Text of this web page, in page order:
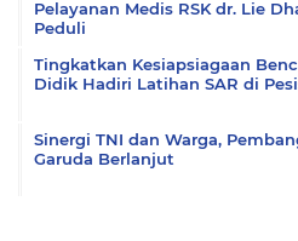
Pelayanan Medis RSK dr. Lie
Peduli
Tingkatkan Kesiapsiagaan
Didik Hadiri Latihan SAR di
Sinergi TNI dan Warga,
Garuda Berlanjut